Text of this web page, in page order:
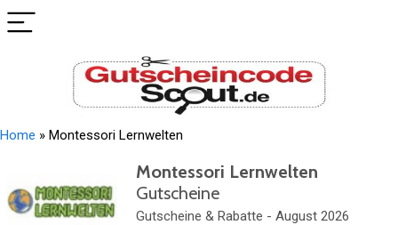
Home » Montessori Lernwelten
Montessori Lernwelten
Gutscheine
Gutscheine & Rabatte - August 2026